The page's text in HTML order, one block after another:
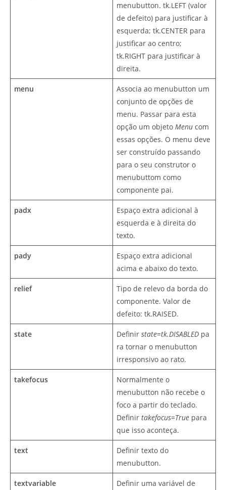
menubutton. tk.LEFT (valor
de defeito) para justificar à
esquerda; tk.CENTER para
justificar ao centro;
tk.RIGHT para justificar à
direita.
menu
Associa ao menubutton um
conjunto de opções de
menu. Passar para esta
opção um objeto Menu com
essas opções. O menu deve
ser construído passando
para o seu construtor o
menubuttom como
componente pai.
padx
Espaço extra adicional à
esquerda e à direita do
texto.
pady
Espaço extra adicional
acima e abaixo do texto.
relief
Tipo de relevo da borda do
componente. Valor de
defeito: tk.RAISED.
state Definir state=tk.DISABLED pa
ra tornar o menubutton
irresponsivo ao rato.
takefocus
Normalmente o
menubutton não recebe o
foco a partir do teclado.
Definir takefocus=True para
que isso aconteça.
text
Definir texto do
menubutton.
textvariable Definir uma variável de